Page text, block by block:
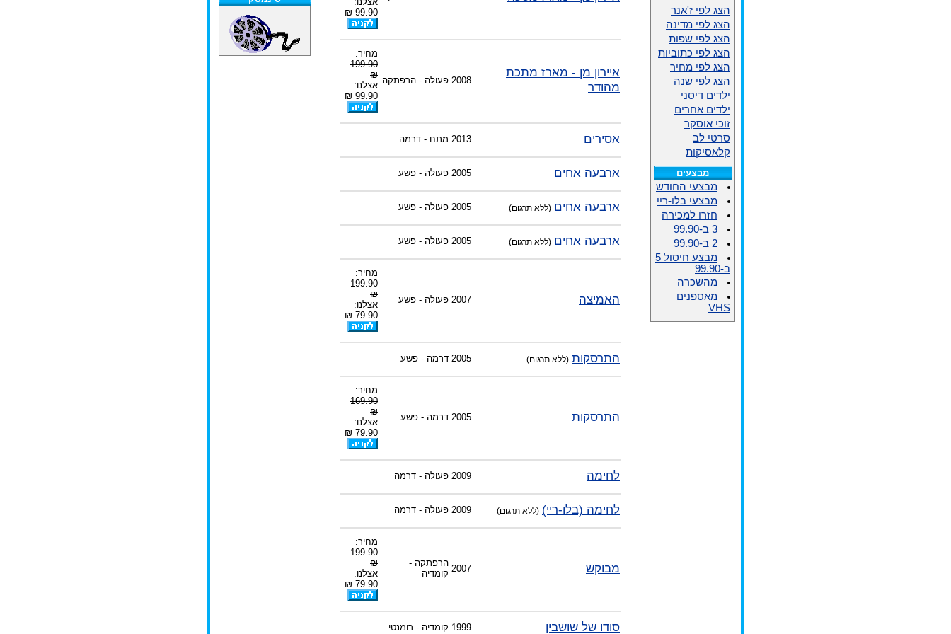
99.90 ₪
איירון מן - מארז מתכת
מהודר
2008 פעולה - הרפתקה
מחיר:
199.90
₪
אצלנו:
99.90 ₪
אסירים 2013 מתח - דרמה
ארבעה אחים 2005 פעולה - פשע
ארבעה אחים (ללא תרגום) 2005 פעולה - פשע
ארבעה אחים (ללא תרגום) 2005 פעולה - פשע
האמיצה 2007 פעולה - פשע
מחיר:
199.90
₪
אצלנו:
79.90 ₪
התרסקות (ללא תרגום) 2005 דרמה - פשע
התרסקות 2005 דרמה - פשע
מחיר:
169.90
₪
אצלנו:
79.90 ₪
לחימה 2009 פעולה - דרמה
לחימה (בלו-ריי) (ללא תרגום) 2009 פעולה - דרמה
מבוקש 2007
הרפתקה -
קומדיה
מחיר:
199.90
₪
אצלנו:
79.90 ₪
סודו של שושבין 1999 קומדיה - רומנטי
הצג לפי ז'אנר
הצג לפי מדינה
הצג לפי שפות
הצג לפי כתוביות
הצג לפי מחיר
הצג לפי שנה
ילדים דיסני
ילדים אחרים
זוכי אוסקר
סרטי לב
קלאסיקות
מבצעים
מבצעי החודש
מבצעי בלו-ריי
חזרו למכירה
3 ב-99.90
2 ב-99.90
מבצע חיסול 5
ב-99.90
מהשכרה
מאספנים
VHS